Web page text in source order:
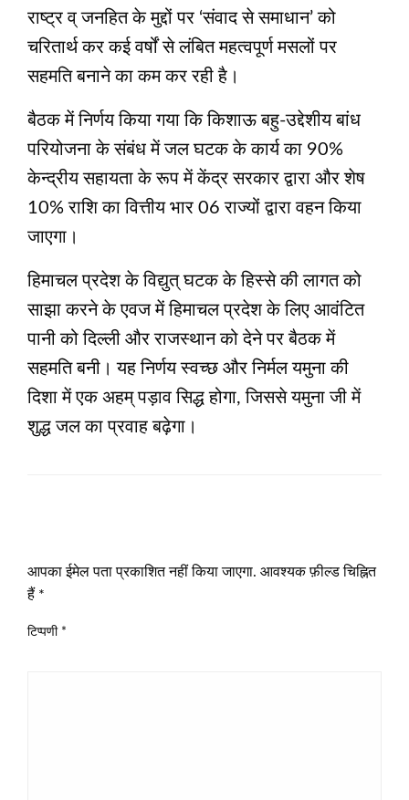
राष्ट्र व् जनहित के मुद्दों पर ‘संवाद से समाधान’ को
चरितार्थ कर कई वर्षों से लंबित महत्वपूर्ण मसलों पर
सहमति बनाने का कम कर रही है।
बैठक में निर्णय किया गया कि किशाऊ बहु-उद्देशीय बांध
परियोजना के संबंध में जल घटक के कार्य का 90%
केन्द्रीय सहायता के रूप में केंद्र सरकार द्वारा और शेष
10% राशि का वित्तीय भार 06 राज्यों द्वारा वहन किया
जाएगा।
हिमाचल प्रदेश के विद्युत् घटक के हिस्से की लागत को
साझा करने के एवज में हिमाचल प्रदेश के लिए आवंटित
पानी को दिल्ली और राजस्थान को देने पर बैठक में
सहमति बनी। यह निर्णय स्वच्छ और निर्मल यमुना की
दिशा में एक अहम् पड़ाव सिद्ध होगा, जिससे यमुना जी में
शुद्ध जल का प्रवाह बढ़ेगा।
आपका ईमेल पता प्रकाशित नहीं किया जाएगा. आवश्यक फ़ील्ड चिह्नित
हैं *
टिप्पणी *